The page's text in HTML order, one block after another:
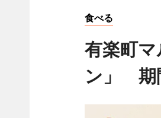
食べる
有楽町
ン」 期